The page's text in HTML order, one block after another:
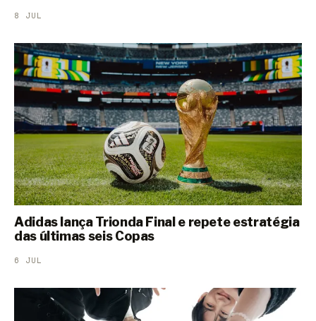
8 JUL
Adidas lança Trionda Final e repete estratégia
das últimas seis Copas
6 JUL